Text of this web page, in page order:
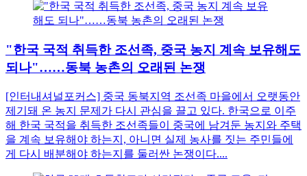
"한국 국적 취득한 조선족, 중국 농지 계속 보유해도
되나"……동북 농촌의 오래된 논쟁
[인터내셔널포커스] 중국 동북지역 조선족 마을에서 오랫동안
제기돼 온 농지 문제가 다시 관심을 끌고 있다. 한국으로 이주
해 한국 국적을 취득한 조선족들이 중국에 남겨둔 농지와 주택
을 계속 보유해야 하는지, 아니면 실제 농사를 짓는 주민들에
게 다시 배분해야 하는지를 둘러싼 논쟁이다....